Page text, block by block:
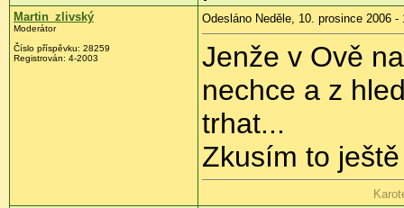
Martin_zlivský
Moderátor
Číslo příspěvku: 28259
Registrován: 4-2003
Odesláno Neděle, 10. prosince 2006 -
Jenže v Ově
nechce a z
trhat...
Zkusím to